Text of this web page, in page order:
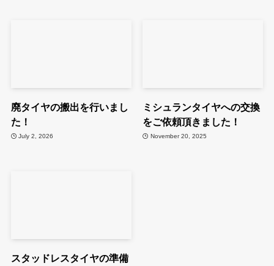
廃タイヤの搬出を行いまし
た！
July 2, 2026
ミシュランタイヤへの交換
をご依頼頂きました！
November 20, 2025
スタッドレスタイヤの準備